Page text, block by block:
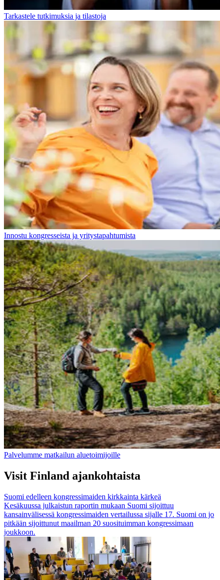
Tarkastele tutkimuksia ja tilastoja
Innostu kongresseista ja yritystapahtumista
Palvelumme matkailun aluetoimijoille
Visit Finland ajankohtaista
Suomi edelleen kongressimaiden kirkkainta kärkeä
Kesäkuussa julkaistun raportin mukaan Suomi sijoittuu
kansainvälisessä kongressimaiden vertailussa sijalle 17. Suomi on jo
pitkään sijoittunut maailman 20 suosituimman kongressimaan
joukkoon.